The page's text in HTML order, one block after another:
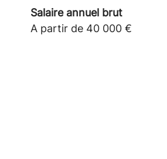
Salaire annuel brut
A partir de 40 000 €